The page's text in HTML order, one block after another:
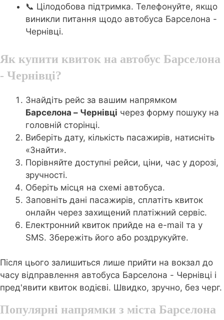
📞 Цілодобова підтримка. Телефонуйте, якщо
виникли питання щодо автобуса Барселона -
Чернівці.
Як купити квиток на автобус Барселона
- Чернівці?
Знайдіть рейс за вашим напрямком
Барселона – Чернівці через форму пошуку на
головній сторінці.
Виберіть дату, кількість пасажирів, натисніть
«Знайти».
Порівняйте доступні рейси, ціни, час у дорозі,
зручності.
Оберіть місця на схемі автобуса.
Заповніть дані пасажирів, сплатіть квиток
онлайн через захищений платіжний сервіс.
Електронний квиток прийде на e-mail та у
SMS. Збережіть його або роздрукуйте.
Після цього залишиться лише прийти на вокзал до
часу відправлення автобуса Барселона - Чернівці і
пред'явити квиток водієві. Швидко, зручно, без черг.
Популярні напрямки з міста Барселона